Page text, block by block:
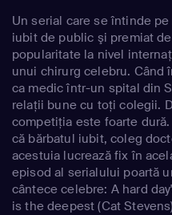
Un serial care se întinde
iubit de public şi premiat
popularitate la nivel
unui chirurg celebru. Când
ca medic într-un spital din
relaţii bune cu toţi colegii.
competiţia este foarte
că bărbatul iubit, coleg
acestuia lucrează fix în
episod al serialului poartă
cântece celebre: A hard
is the deepest (Cat